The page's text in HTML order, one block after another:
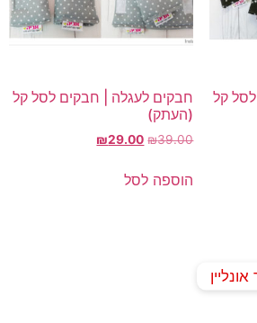
קל
חבקים לעגלה | חבקים לסל קל
(העתק)
₪39.00
המחיר
היה:
₪29.00
המחיר
הוספה לסל